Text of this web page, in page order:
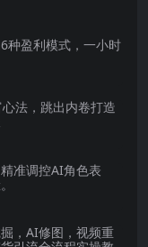
种盈利模式，一小时
法，跳出内卷打造
准调控AI角色表
，AI修图，视频重